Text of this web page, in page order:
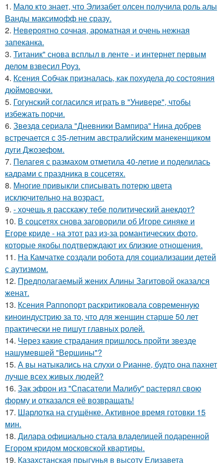
1. Мало кто знает, что Элизабет олсен получила роль алы
Ванды максимофф не сразу.
2. Невероятно сочная, ароматная и очень нежная
запеканка.
3. Титаник" снова всплыл в ленте - и интернет первым
делом взвесил Роуз.
4. Ксения Собчак призналась, как похудела до состояния
дюймовочки.
5. Гогунский согласился играть в "Универе", чтобы
избежать порчи.
6. Звeздa сериала "Дневники Вампира" Нина добрев
встречается с 35-летним австралийским манекенщиком
дуги Джозефом.
7. Пелагея с размахом отметила 40-летие и поделилась
кадрами с праздника в соцсетях.
8. Многие привыкли списывать потерю цвета
исключительно на возраст.
9. - хочешь я расскажу тебе политический анекдот?
10. В соцсетях снова заговорили об Игоре синяке и
Егоре криде - на этот раз из-за романтических фото,
которые якобы подтверждают их близкие отношения.
11. На Камчатке создали робота для социализации детей
с аутизмом.
12. Предполагаемый жених Алины Загитовой оказался
женат.
13. Ксения Раппопорт раскритиковала современную
киноиндустрию за то, что для женщин старше 50 лет
практически не пишут главных ролей.
14. Через какие страдания пришлось пройти звезде
нашумевшей "Вершины"?
15. А вы натыкались на слухи о Рианне, будто она пахнет
лучше всех живых людей?
16. Зак эфрон из "Спасатели Малибу" растерял свою
форму и отказался её возвращать!
17. Шарлотка на сгущёнке. Активное время готовки 15
мин.
18. Дилара официально стала владелицей подаренной
Егором кридом московской квартиры.
19. Казахстанская прыгунья в высоту Елизавета